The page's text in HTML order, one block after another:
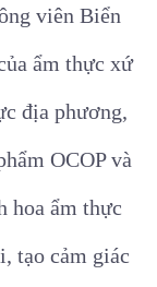
viên Biển
ẩm thực xứ
địa phương,
OCOP và
hoa ẩm thực
tạo cảm giác